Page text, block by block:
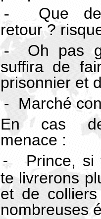
-
Que
retour ?
-
Oh pas
suffira de
prisonnier et
- Marché
En cas
menace :
-
Prince, si
te livrerons
et de
nombreuses